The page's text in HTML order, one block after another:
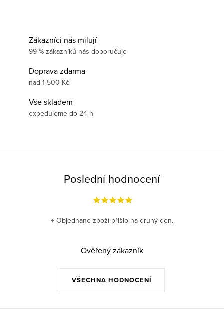
Zákazníci nás milují
99 % zákazníků nás doporučuje
Doprava zdarma
nad 1 500 Kč
Vše skladem
expedujeme do 24 h
Poslední hodnocení
VŠECHNA HODNOCENÍ
+ Objednané zboží přišlo na druhý den.
Ověřený zákazník